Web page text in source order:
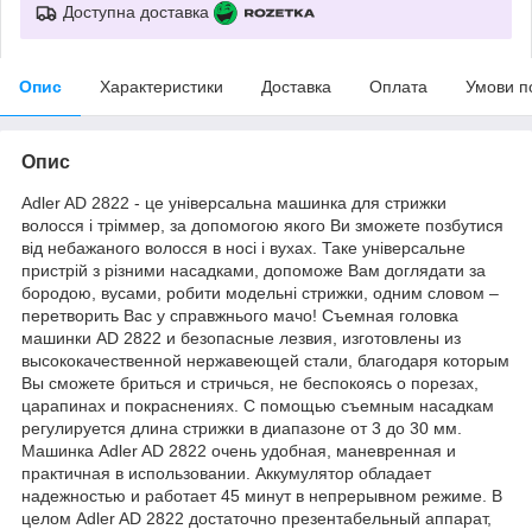
Доступна доставка
Опис Характеристики Доставка Оплата Умови
Опис
Adler AD 2822 - це універсальна машинка для стрижки
волосся і тріммер, за допомогою якого Ви зможете позбутися
від небажаного волосся в носі і вухах. Таке універсальне
пристрій з різними насадками, допоможе Вам доглядати за
бородою, вусами, робити модельні стрижки, одним словом –
перетворить Вас у справжнього мачо! Съемная головка
машинки AD 2822 и безопасные лезвия, изготовлены из
высококачественной нержавеющей стали, благодаря которым
Вы сможете бриться и стричься, не беспокоясь о порезах,
царапинах и покраснениях. С помощью съемным насадкам
регулируется длина стрижки в диапазоне от 3 до 30 мм.
Машинка Adler AD 2822 очень удобная, маневренная и
практичная в использовании. Аккумулятор обладает
надежностью и работает 45 минут в непрерывном режиме. В
целом Adler AD 2822 достаточно презентабельный аппарат,